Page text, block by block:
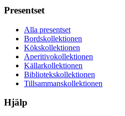
Presentset
Alla presentset
Bordskollektionen
Kökskollektionen
Aperitivokollektionen
Källarkollektionen
Bibliotekskollektionen
Tillsammanskollektionen
Hjälp